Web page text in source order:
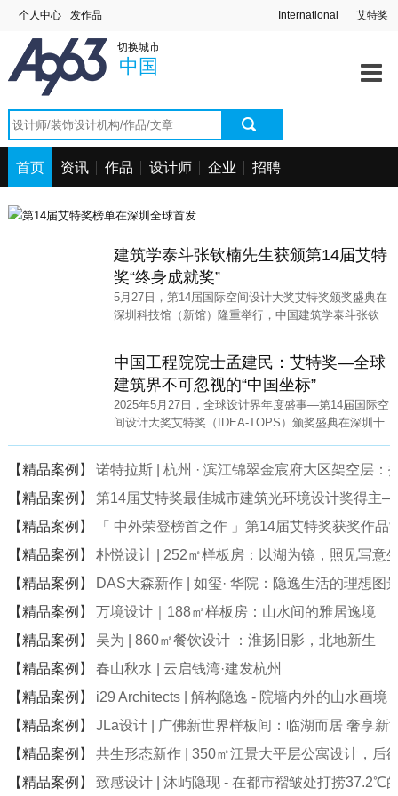
个人中心 发作品 艾特奖
International
切换城市
中国
首页 资讯 作品 设计师 企业 招聘
建筑学泰斗张钦楠先生获颁第14届艾特
奖“终身成就奖”
5月27日，第14届国际空间设计大奖艾特奖颁奖盛典在
深圳科技馆（新馆）隆重举行，中国建筑学泰斗张钦
中国工程院院士孟建民：艾特奖—全球
建筑界不可忽视的“中国坐标”
2025年5月27日，全球设计界年度盛事—第14届国际空
间设计大奖艾特奖（IDEA-TOPS）颁奖盛典在深圳十
【精品案例】
诺特拉斯 | 杭州 · 滨江锦翠金宸府大区架空层：
【精品案例】
第14届艾特奖最佳城市建筑光环境设计奖得主
【精品案例】
「 中外荣登榜首之作 」第14届艾特奖获奖作品
【精品案例】
朴悦设计 | 252㎡样板房：以湖为镜，照见写意
【精品案例】
DAS大森新作 | 如玺· 华院：隐逸生活的理想图
【精品案例】
万境设计｜188㎡样板房：山水间的雅居逸境
【精品案例】
吴为 | 860㎡餐饮设计 ：淮扬旧影，北地新生
【精品案例】
春山秋水 | 云启钱湾·建发杭州
【精品案例】
i29 Architects | 解构隐逸 - 院墙内外的山水画境
【精品案例】
JLa设计 | 广佛新世界样板间：临湖而居 奢享新
【精品案例】
共生形态新作 | 350㎡江景大平层公寓设计，后
【精品案例】
致感设计 | 沐屿隐现 - 在都市褶皱处打捞37.2℃